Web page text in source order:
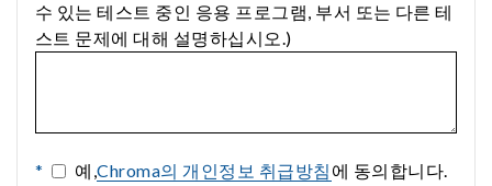
수 있는 테스트 중인 응용 프로그램, 부서 또는 다른 테
스트 문제에 대해 설명하십시오.)
* 예,Chroma의 개인정보 취급방침 에 동의합니다.